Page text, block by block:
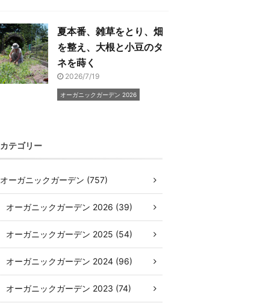
夏本番、雑草をとり、畑
を整え、大根と小豆のタ
ネを蒔く
2026/7/19
オーガニックガーデン 2026
カテゴリー
オーガニックガーデン (757)
オーガニックガーデン 2026 (39)
オーガニックガーデン 2025 (54)
オーガニックガーデン 2024 (96)
オーガニックガーデン 2023 (74)